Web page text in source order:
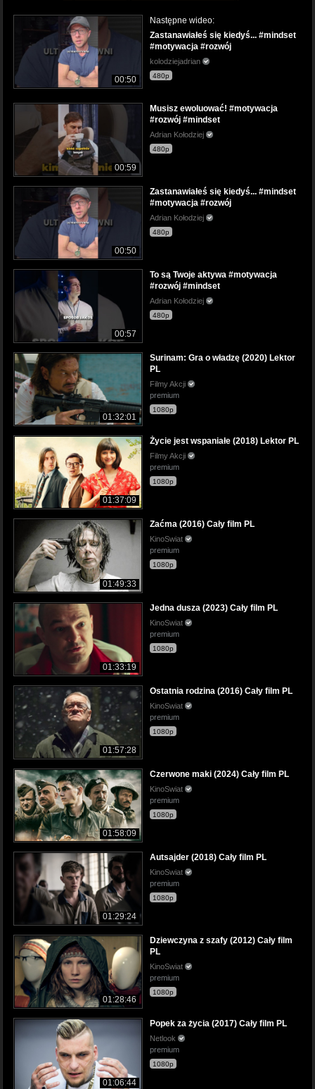
00:50
Następne wideo:
Zastanawiałeś się kiedyś... #mindset
#motywacja #rozwój
kolodziejadrian
480p
00:59
Musisz ewoluować! #motywacja
#rozwój #mindset
Adrian Kołodziej
480p
00:50
Zastanawiałeś się kiedyś... #mindset
#motywacja #rozwój
Adrian Kołodziej
480p
00:57
To są Twoje aktywa #motywacja
#rozwój #mindset
Adrian Kołodziej
480p
01:32:01
Surinam: Gra o władzę (2020) Lektor
PL
Filmy Akcji
premium
1080p
01:37:09
Życie jest wspaniałe (2018) Lektor PL
Filmy Akcji
premium
1080p
01:49:33
Zaćma (2016) Cały film PL
KinoSwiat
premium
1080p
01:33:19
Jedna dusza (2023) Cały film PL
KinoSwiat
premium
1080p
01:57:28
Ostatnia rodzina (2016) Cały film PL
KinoSwiat
premium
1080p
01:58:09
Czerwone maki (2024) Cały film PL
KinoSwiat
premium
1080p
01:29:24
Autsajder (2018) Cały film PL
KinoSwiat
premium
1080p
01:28:46
Dziewczyna z szafy (2012) Cały film
PL
KinoSwiat
premium
1080p
01:06:44
Popek za życia (2017) Cały film PL
Netlook
premium
1080p